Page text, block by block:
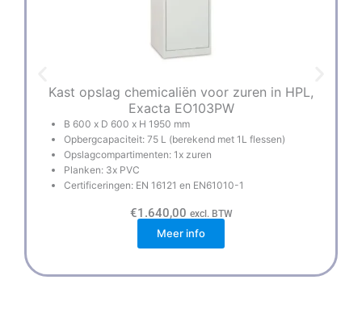
Kast opslag chemicaliën voor zuren in HPL,
Exacta EO103PW
B 600 x D 600 x H 1950 mm
Opbergcapaciteit: 75 L (berekend met 1L flessen)
Opslagcompartimenten: 1x zuren
Planken: 3x PVC
Certificeringen: EN 16121 en EN61010-1
€1.640,00 excl. BTW
Meer info